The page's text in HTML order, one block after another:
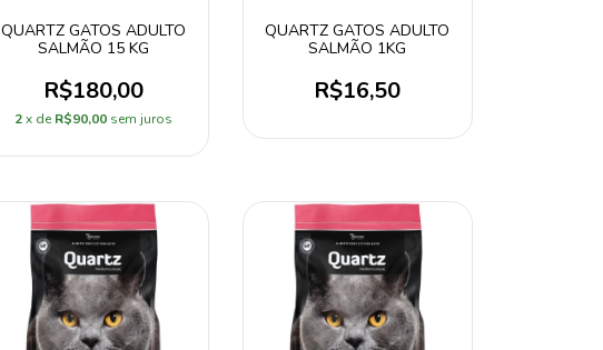
QUARTZ GATOS ADULTO
SALMÃO 15 KG
R$180,00
2 x de R$90,00 sem juros
QUARTZ GATOS ADULTO
SALMÃO 1KG
R$16,50